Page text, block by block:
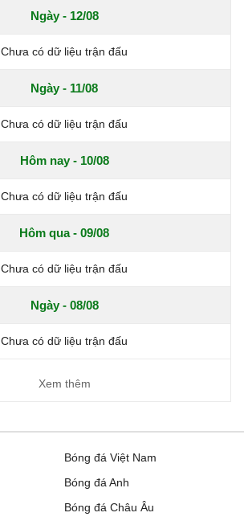
Ngày - 12/08
Chưa có dữ liệu trận đấu
Ngày - 11/08
Chưa có dữ liệu trận đấu
Hôm nay - 10/08
Chưa có dữ liệu trận đấu
Hôm qua - 09/08
Chưa có dữ liệu trận đấu
Ngày - 08/08
Chưa có dữ liệu trận đấu
Xem thêm
Bóng đá Việt Nam
Bóng đá Anh
Bóng đá Châu Âu